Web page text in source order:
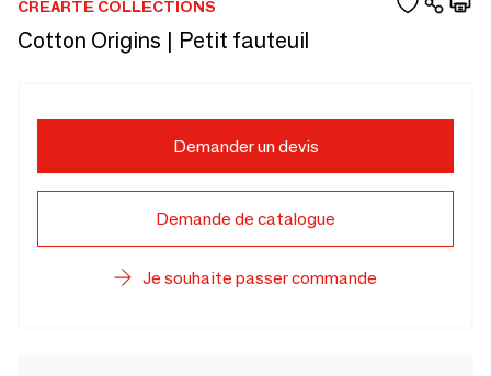
CREARTE COLLECTIONS
Cotton Origins | Petit fauteuil
Demander un devis
Demande de catalogue
Je souhaite passer commande